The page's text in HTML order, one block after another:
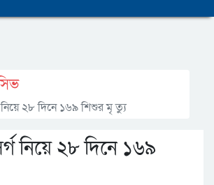
২৮ দিনে ১৬৯ শিশুর মৃ ত্যু
নিয়ে ২৮ দিনে ১৬৯